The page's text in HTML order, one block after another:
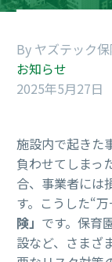
By ヤズテック
お知らせ
2025年5月27日
施設内で起きた
負わせてしまっ
合、事業者には
す。こうした“
険」 です。保育
設など、さまざ